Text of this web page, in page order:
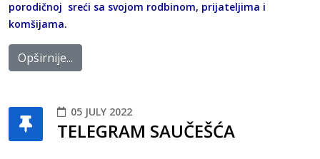
porodičnoj sreći sa svojom rodbinom, prijateljima i
komšijama.
Opširnije...
05 JULY 2022
TELEGRAM SAUČEŠĆA